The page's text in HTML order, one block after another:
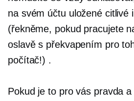
na svém účtu uložené citlivé
(řekněme, pokud pracujete
oslavě s překvapením pro
počítač!) .
Pokud je to pro vás pravda